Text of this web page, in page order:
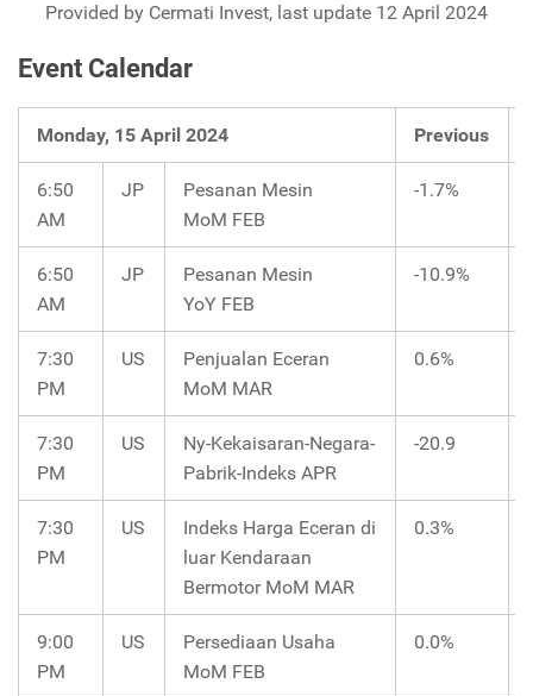
Provided by Cermati Invest, last update 12 April 2024
Event Calendar
Monday, 15 April 2024 Previous
6:50
AM
JP
Pesanan Mesin
MoM FEB
-1.7%
6:50
AM
JP
Pesanan Mesin
YoY FEB
-10.9%
7:30
PM
US
Penjualan Eceran
MoM MAR
0.6%
7:30
PM
US
Ny-Kekaisaran-Negara-
Pabrik-Indeks APR
-20.9
7:30
PM
US
Indeks Harga Eceran di
luar Kendaraan
Bermotor MoM MAR
0.3%
9:00
PM
US
Persediaan Usaha
MoM FEB
0.0%